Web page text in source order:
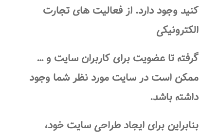
کنید وجود دارد. از فعالیت های تجارت
الکترونیکی
گرفته تا عضویت برای کاربران سایت و …
ممکن است در سایت مورد نظر شما وجود
داشته باشد.
بنابراین برای ایجادطراحی سایت خود،